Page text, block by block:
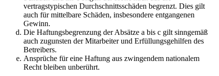
vertragstypischen Durchschnittsschäden begrenzt. Dies gilt
auch für mittelbare Schäden, insbesondere entgangenen
Gewinn.
Die Haftungsbegrenzung der Absätze a bis c gilt sinngemäß
auch zugunsten der Mitarbeiter und Erfüllungsgehilfen des
Betreibers.
Ansprüche für eine Haftung aus zwingendem nationalem
Recht bleiben unberührt.